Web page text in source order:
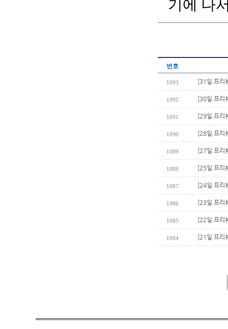
기에 나
번호
1093 [31일 프리
1092 [30일 프리
1091 [29일 프리
1090 [28일 프리
1089 [27일 프리
1088 [25일 프리
1087 [24일 프리
1086 [23일 프리
1085 [22일 프리
1084 [21일 프리